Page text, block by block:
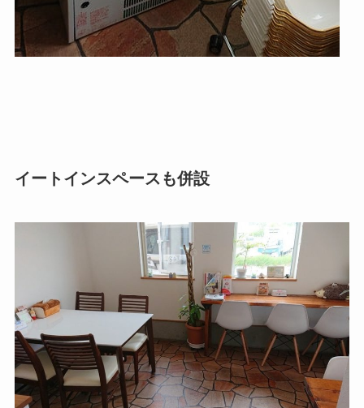
イートインスペースも併設